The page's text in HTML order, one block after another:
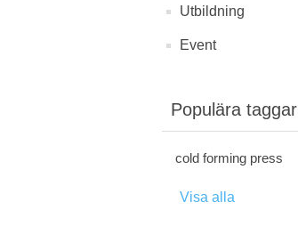
Utbildning
Event
Populära taggar
cold forming press
Visa alla